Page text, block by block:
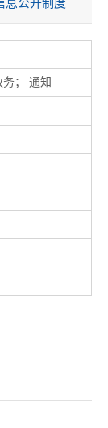
息公开制度
务； 通知